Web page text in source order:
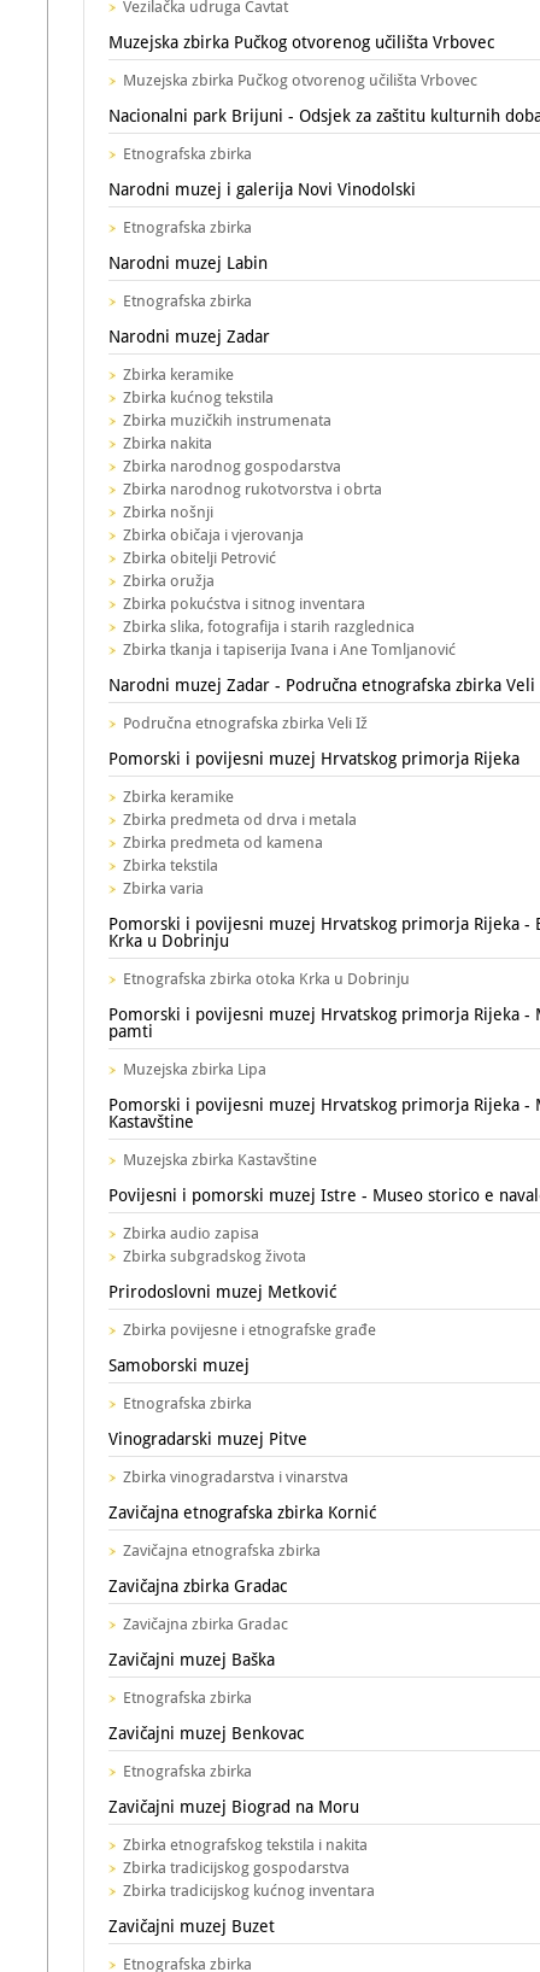
Vezilačka udruga Cavtat
Muzejska zbirka Pučkog otvorenog učilišta Vrbovec
Muzejska zbirka Pučkog otvorenog učilišta Vrbovec
Nacionalni park Brijuni - Odsjek za zaštitu kulturnih
Etnografska zbirka
Narodni muzej i galerija Novi Vinodolski
Etnografska zbirka
Narodni muzej Labin
Etnografska zbirka
Narodni muzej Zadar
Zbirka keramike
Zbirka kućnog tekstila
Zbirka muzičkih instrumenata
Zbirka nakita
Zbirka narodnog gospodarstva
Zbirka narodnog rukotvorstva i obrta
Zbirka nošnji
Zbirka običaja i vjerovanja
Zbirka obitelji Petrović
Zbirka oružja
Zbirka pokućstva i sitnog inventara
Zbirka slika, fotografija i starih razglednica
Zbirka tkanja i tapiserija Ivana i Ane Tomljanović
Narodni muzej Zadar - Područna etnografska zbirka Veli
Područna etnografska zbirka Veli Iž
Pomorski i povijesni muzej Hrvatskog primorja Rijeka
Zbirka keramike
Zbirka predmeta od drva i metala
Zbirka predmeta od kamena
Zbirka tekstila
Zbirka varia
Pomorski i povijesni muzej Hrvatskog primorja Rijeka -
Krka u Dobrinju
Etnografska zbirka otoka Krka u Dobrinju
Pomorski i povijesni muzej Hrvatskog primorja Rijeka -
pamti
Muzejska zbirka Lipa
Pomorski i povijesni muzej Hrvatskog primorja Rijeka -
Kastavštine
Muzejska zbirka Kastavštine
Povijesni i pomorski muzej Istre - Museo storico e
Zbirka audio zapisa
Zbirka subgradskog života
Prirodoslovni muzej Metković
Zbirka povijesne i etnografske građe
Samoborski muzej
Etnografska zbirka
Vinogradarski muzej Pitve
Zbirka vinogradarstva i vinarstva
Zavičajna etnografska zbirka Kornić
Zavičajna etnografska zbirka
Zavičajna zbirka Gradac
Zavičajna zbirka Gradac
Zavičajni muzej Baška
Etnografska zbirka
Zavičajni muzej Benkovac
Etnografska zbirka
Zavičajni muzej Biograd na Moru
Zbirka etnografskog tekstila i nakita
Zbirka tradicijskog gospodarstva
Zbirka tradicijskog kućnog inventara
Zavičajni muzej Buzet
Etnografska zbirka